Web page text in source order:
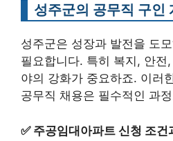
성주군의 공무직 구인
성주군은 성장과 발전을 도
필요합니다. 특히 복지, 안전
야의 강화가 중요하죠. 이러
공무직 채용은 필수적인 과
✅ 주공임대아파트 신청 조건